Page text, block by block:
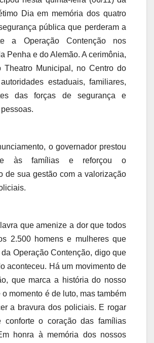
Dia em memória dos quatro
pública que perderam a
a Operação Contenção nos
Penha e do Alemão. A cerimônia,
Theatro Municipal, no Centro do
estaduais, familiares,
das forças de segurança e
o governador prestou
às famílias e reforçou o
de sua gestão com a valorização
que amenize a dor que todos
2.500 homens e mulheres que
Operação Contenção, digo que
aconteceu. Há um movimento de
que marca a história do nosso
momento é de luto, mas também
a bravura dos policiais. E rogar
conforte o coração das famílias
honra à memória dos nossos